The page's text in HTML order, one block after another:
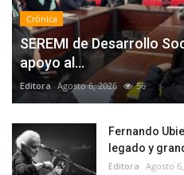
Crónica
SEREMI de Desarrollo
apoyo al...
Editora Agosto 6, 2026 56
Fernando
legado y
Editora Agosto